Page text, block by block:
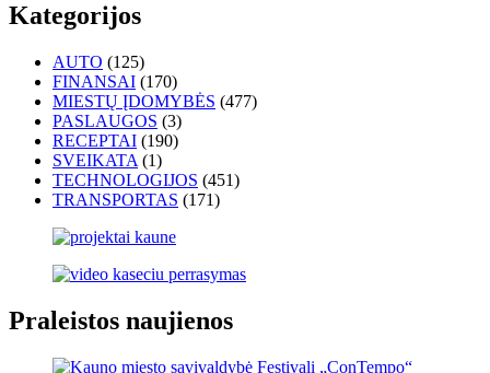
Kategorijos
AUTO (125)
FINANSAI (170)
MIESTŲ ĮDOMYBĖS (477)
PASLAUGOS (3)
RECEPTAI (190)
SVEIKATA (1)
TECHNOLOGIJOS (451)
TRANSPORTAS (171)
Praleistos naujienos